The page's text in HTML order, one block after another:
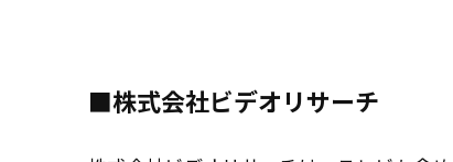
■株式会社ビデオリサーチ